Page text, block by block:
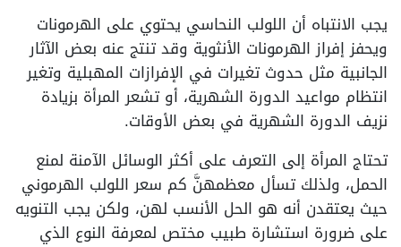
يجب الانتباه أن اللولب النحاسي يحتوي على الهرمونات
ويحفز إفراز الهرمونات الأنثوية وقد تنتج عنه بعض الآثار
الجانبية مثل حدوث تغيرات في الإفرازات المهبلية وتغير
انتظام مواعيد الدورة الشهرية، أو تشعر المرأة بزيادة
نزيف الدورة الشهرية في بعض الأوقات.
تحتاج المرأة إلى التعرف على أكثر الوسائل الآمنة لمنع
الحمل، ولذلك تسأل معظمهنَّ كم سعر اللولب الهرموني
حيث يعتقدن أنه هو الحل الأنسب لهن، ولكن يجب التنويه
على ضرورة استشارة طبيب مختص لمعرفة النوع الذي